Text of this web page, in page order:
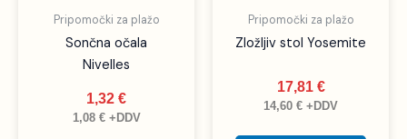
Pripomočki za plažo
Sončna očala
Nivelles
1,32 €
1,08 €+DDV
Pripomočki za plažo
Zložljiv stol Yosemite
17,81 €
14,60 € +DDV